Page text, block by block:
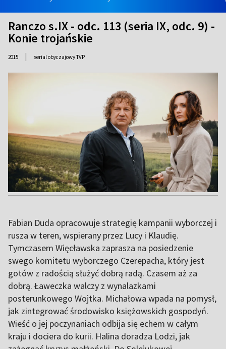
Ranczo s.IX - odc. 113 (seria IX, odc. 9) -
Konie trojańskie
2015 | serial obyczajowy TVP
Fabian Duda opracowuje strategię kampanii wyborczej i
rusza w teren, wspierany przez Lucy i Klaudię.
Tymczasem Więcławska zaprasza na posiedzenie
swego komitetu wyborczego Czerepacha, który jest
gotów z radością służyć dobrą radą. Czasem aż za
dobrą. Ławeczka walczy z wynalazkami
posterunkowego Wojtka. Michałowa wpada na pomysł,
jak zintegrować środowisko księżowskich gospodyń.
Wieść o jej poczynaniach odbija się echem w całym
kraju i dociera do kurii. Halina doradza Lodzi, jak